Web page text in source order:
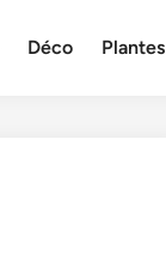
Déco Plantes